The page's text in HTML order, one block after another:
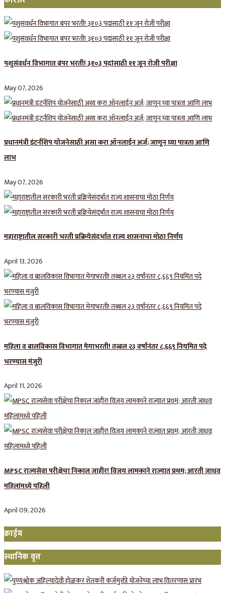
पशुसंवर्धन विभागात बंपर भरती! ३१०३ पदांसाठी ११ जून रोजी परीक्षा
May 07, 2026
प्रधानमंत्री इंटर्नशिप योजनेसाठी असा करा ऑनलाईन अर्ज; जाणून घ्या पात्रता आणि
लाभ
May 07, 2026
महाराष्ट्रातील सरकारी भरती प्रक्रियेसंदर्भात राज्य शासनाचा मोठा निर्णय
April 13, 2026
महिला व बालविकास विभागात मेगाभरती! तब्बल २३ वर्षांनंतर ८,६६९ नियमित पदे
भरण्यास मंजुरी
April 11, 2026
MPSC राज्यसेवा परीक्षेचा निकाल जाहीर! विजय लामकाने राज्यात प्रथम; आरती जाधव
महिलांमध्ये पहिली
April 09, 2026
क्राईम
स्थानिक वृत्त